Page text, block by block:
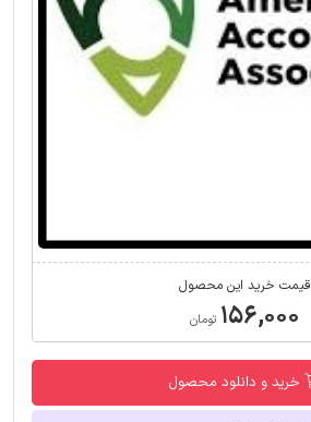
قیمت خرید این محصول
۱۵۶,۰۰۰ تومان
خرید و دانلود محصول